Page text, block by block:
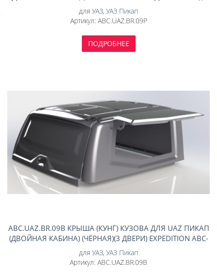
ДВЕРИ) EXPEDITION АВС-ДИЗАЙН
для УАЗ, УАЗ Пикап
Артикул: ABC.UAZ.BR.09P
ПОДРОБНЕЕ
ABC.UAZ.BR.09B КРЫША (КУНГ) КУЗОВА ДЛЯ UAZ ПИКАП
(ДВОЙНАЯ КАБИНА) (ЧЁРНАЯ)(3 ДВЕРИ) EXPEDITION АВС-
ДИЗАЙН
для УАЗ, УАЗ Пикап
Артикул: ABC.UAZ.BR.09B